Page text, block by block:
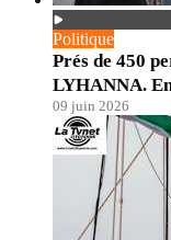
Politique
Prés de 450
LYHANNA.
09 juin 2026